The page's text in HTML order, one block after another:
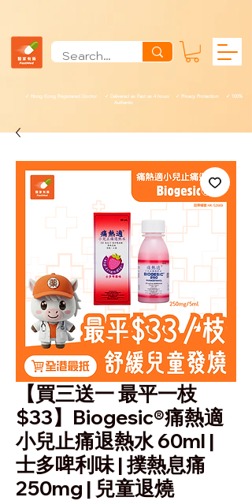
✓ Hong Kong Registered Doctor ✓ Delivered as Fast as 4 hours ✓ Privacy Protection ✓ 100%
Authentic
【買三送一 最平一枝
$33】Biogesic®痛熱適
小兒止痛退熱水 60ml |
士多啤利味 | 撲熱息痛
250mg | 兒童退燒